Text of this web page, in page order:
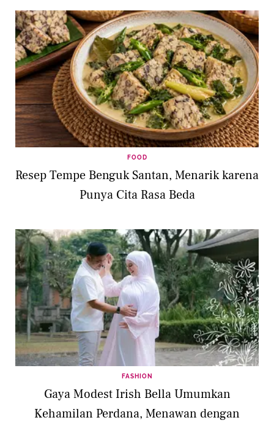
FOOD
Resep Tempe Benguk Santan, Menarik karena
Punya Cita Rasa Beda
FASHION
Gaya Modest Irish Bella Umumkan
Kehamilan Perdana, Menawan dengan